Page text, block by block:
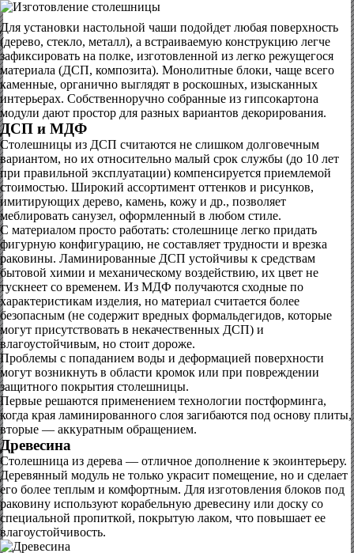
Для установки настольной чаши подойдет любая поверхность
(дерево, стекло, металл), а встраиваемую конструкцию легче
зафиксировать на полке, изготовленной из легко режущегося
материала (ДСП, композита). Монолитные блоки, чаще всего
каменные, органично выглядят в роскошных, изысканных
интерьерах. Собственноручно собранные из гипсокартона
модули дают простор для разных вариантов декорирования.
ДСП и МДФ
Столешницы из ДСП считаются не слишком долговечным
вариантом, но их относительно малый срок службы (до 10 лет
при правильной эксплуатации) компенсируется приемлемой
стоимостью. Широкий ассортимент оттенков и рисунков,
имитирующих дерево, камень, кожу и др., позволяет
меблировать санузел, оформленный в любом стиле.
С материалом просто работать: столешнице легко придать
фигурную конфигурацию, не составляет трудности и врезка
раковины. Ламинированные ДСП устойчивы к средствам
бытовой химии и механическому воздействию, их цвет не
тускнеет со временем. Из МДФ получаются сходные по
характеристикам изделия, но материал считается более
безопасным (не содержит вредных формальдегидов, которые
могут присутствовать в некачественных ДСП) и
влагоустойчивым, но стоит дороже.
Проблемы с попаданием воды и деформацией поверхности
могут возникнуть в области кромок или при повреждении
защитного покрытия столешницы.
Первые решаются применением технологии постформинга,
когда края ламинированного слоя загибаются под основу плиты,
вторые — аккуратным обращением.
Древесина
Столешница из дерева — отличное дополнение к экоинтерьеру.
Деревянный модуль не только украсит помещение, но и сделает
его более теплым и комфортным. Для изготовления блоков под
раковину используют корабельную древесину или доску со
специальной пропиткой, покрытую лаком, что повышает ее
влагоустойчивость.